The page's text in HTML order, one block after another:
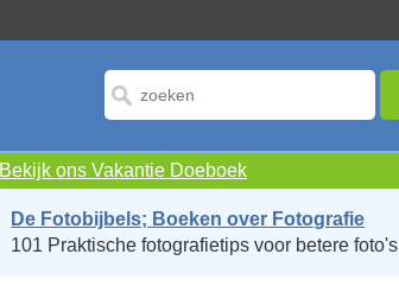
Bekijk ons Vakantie Doeboek
De Fotobijbels; Boeken over Fotografie
101 Praktische fotografietips voor betere foto's